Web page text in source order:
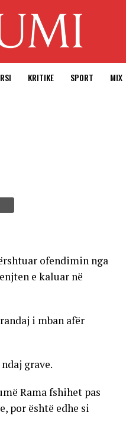
KRITIKE SPORT MIX
ofendimin nga
e kaluar në
i mban afër
grave.
Rama fshihet pas
por është edhe si